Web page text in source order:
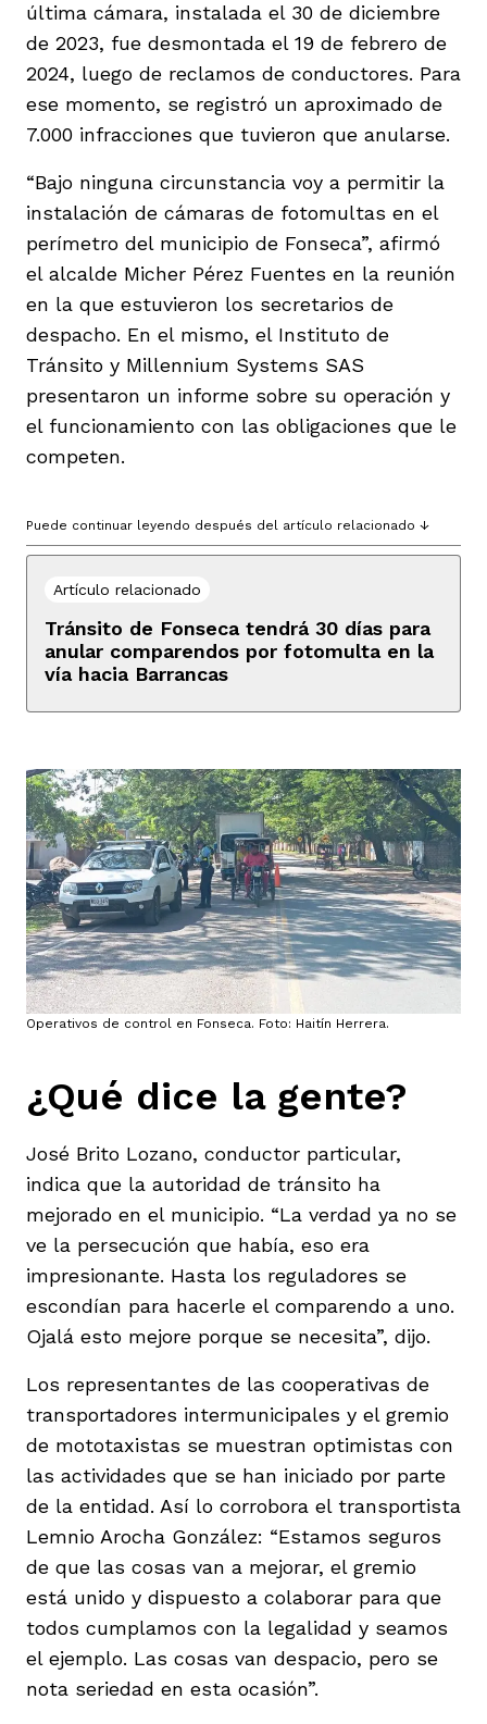
última cámara, instalada el 30 de diciembre
de 2023, fue desmontada el 19 de febrero de
2024, luego de reclamos de conductores. Para
ese momento, se registró un aproximado de
7.000 infracciones que tuvieron que anularse.
“Bajo ninguna circunstancia voy a permitir la
instalación de cámaras de fotomultas en el
perímetro del municipio de Fonseca”, afirmó
el alcalde Micher Pérez Fuentes en la reunión
en la que estuvieron los secretarios de
despacho. En el mismo, el Instituto de
Tránsito y Millennium Systems SAS
presentaron un informe sobre su operación y
el funcionamiento con las obligaciones que le
competen.
Puede continuar leyendo después del artículo relacionado ↓
Artículo relacionado
Tránsito de Fonseca tendrá 30 días para
anular comparendos por fotomulta en la
vía hacia Barrancas
Operativos de control en Fonseca. Foto: Haitín Herrera.
¿Qué dice la gente?
José Brito Lozano, conductor particular,
indica que la autoridad de tránsito ha
mejorado en el municipio. “La verdad ya no se
ve la persecución que había, eso era
impresionante. Hasta los reguladores se
escondían para hacerle el comparendo a uno.
Ojalá esto mejore porque se necesita”, dijo.
Los representantes de las cooperativas de
transportadores intermunicipales y el gremio
de mototaxistas se muestran optimistas con
las actividades que se han iniciado por parte
de la entidad. Así lo corrobora el transportista
Lemnio Arocha González: “Estamos seguros
de que las cosas van a mejorar, el gremio
está unido y dispuesto a colaborar para que
todos cumplamos con la legalidad y seamos
el ejemplo. Las cosas van despacio, pero se
nota seriedad en esta ocasión”.